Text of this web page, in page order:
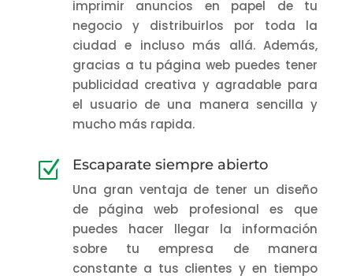
imprimir anuncios en papel de tu
negocio y distribuirlos por toda la
ciudad e incluso más allá. Además,
gracias a tu página web puedes tener
publicidad creativa y agradable para
el usuario de una manera sencilla y
mucho más rapida.
Z Escaparate siempre abierto
Una gran ventaja de tener un diseño
de página web profesional es que
puedes hacer llegar la información
sobre tu empresa de manera
constante a tus clientes y en tiempo